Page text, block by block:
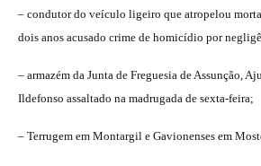
– condutor do veículo ligeiro que atropelou
dois anos acusado crime de homicídio por
– armazém da Junta de Freguesia de Assunção,
Ildefonso assaltado na madrugada de sexta-feira;
– Terrugem em Montargil e Gavionenses em